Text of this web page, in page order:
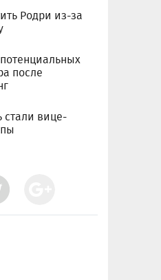
Родри из-за
после
стали вице-